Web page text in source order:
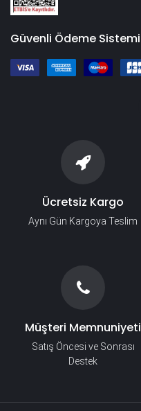
Güvenli Ödeme Sistemi
Ücretsiz Kargo
Aynı Gün Kargoya Teslim
Müşteri Memnuniyeti
Satış Öncesi ve Sonrası
Destek